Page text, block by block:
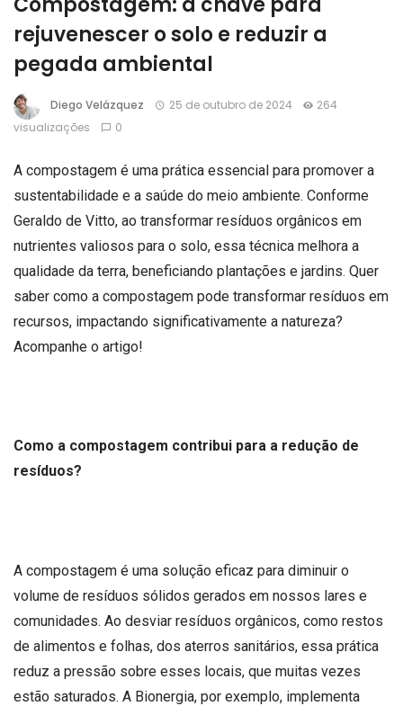
rejuvenescer o solo e reduzir a
pegada ambiental
Diego Velázquez 25 de outubro de 2024
264
visualizações
0
A compostagem é uma prática essencial para promover a
sustentabilidade e a saúde do meio ambiente. Conforme
Geraldo de Vitto, ao transformar resíduos orgânicos em
nutrientes valiosos para o solo, essa técnica melhora a
qualidade da terra, beneficiando plantações e jardins. Quer
saber como a compostagem pode transformar resíduos em
recursos, impactando significativamente a natureza?
Acompanhe o artigo!
Como a compostagem contribui para a redução de
resíduos?
A compostagem é uma solução eficaz para diminuir o
volume de resíduos sólidos gerados em nossos lares e
comunidades. Ao desviar resíduos orgânicos, como restos
de alimentos e folhas, dos aterros sanitários, essa prática
reduz a pressão sobre esses locais, que muitas vezes
estão saturados. A Bionergia, por exemplo, implementa